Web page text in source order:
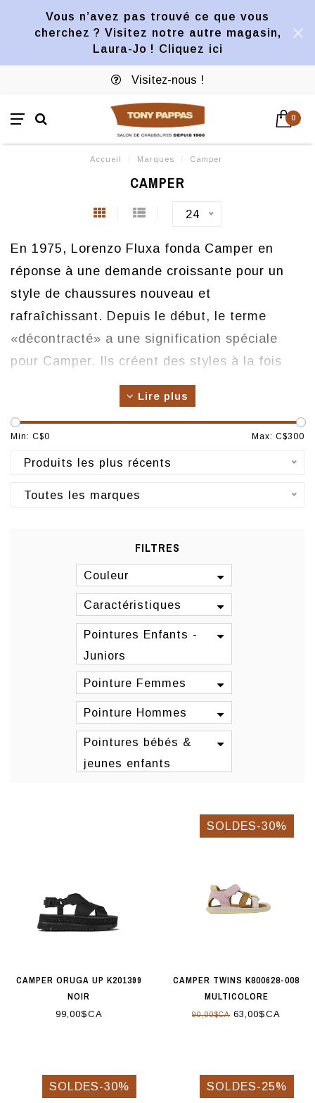
Vous n’avez pas trouvé ce que vous
cherchez ? Visitez notre autre magasin,
Laura-Jo ! Cliquez ici
Visitez-nous !
0
Accueil / Marques / Camper
CAMPER
24
En 1975, Lorenzo Fluxa fonda Camper en
réponse à une demande croissante pour un
style de chaussures nouveau et
rafraîchissant. Depuis le début, le terme
«décontracté» a une signification spéciale
pour Camper. Ils créent des styles à la fois
décontractés et raffinés qui s’imposent
comme une superbe option entre les
chaussures habillées et les espadrilles.
Origine : Espagne
Lire plus
Min: C$0 Max: C$300
Produits les plus récents
Toutes les marques
FILTRES
Couleur
Caractéristiques
Pointures Enfants -
Juniors
Pointure Femmes
Pointure Hommes
Pointures bébés &
jeunes enfants
CAMPER ORUGA UP K201399
NOIR
99,00$CA
SOLDES-30%
CAMPER TWINS K800628-008
MULTICOLORE
90,00$CA 63,00$CA
SOLDES-30% SOLDES-25%